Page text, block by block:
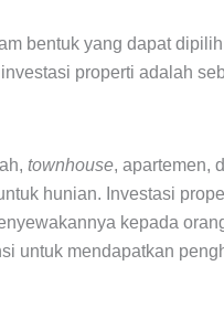
bentuk yang dapat
properti adalah
townhouse, apartemen,
hunian. Investasi
kepada
untuk mendapatkan